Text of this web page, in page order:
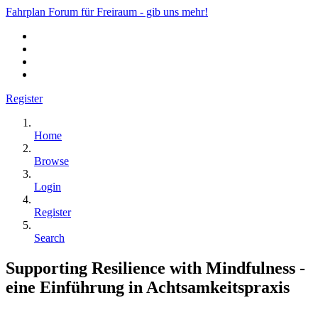
Fahrplan Forum für Freiraum - gib uns mehr!
Register
Home
Browse
Login
Register
Search
Supporting Resilience with Mindfulness -
eine Einführung in Achtsamkeitspraxis